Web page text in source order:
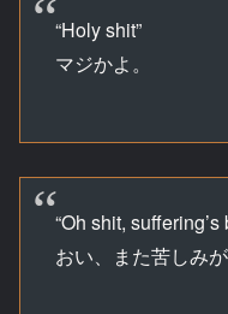
“Holy shit”
マジかよ。
“Oh shit,
おい、また苦しみ